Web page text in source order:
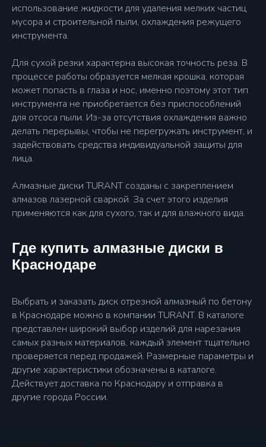
использование жидкости для удаления мелких частиц
мусора и строительной пыли, охлаждения режущего
инструмента.
Для сухой резки характерна высокая точность реза. В
процессе работы образуется мелкая крошка, которая
может попасть в глаза и нос, именно поэтому этот тип
инструмента не приобретается без приспособлений
для отсоса пыли. Из-за отсутствия охлаждения важно
делать перерывы, чтобы не перегружать инструмент, и
задействовать средства индивидуальной защиты для
лица.
Алмазные диски TURANT созданы с закреплением
алмазов лазерной сваркой. За счет этого изделия
применяются как для сухого, так и для влажного вида.
Где купить алмазные диски в
Краснодаре
Выбрать и заказать диск отрезной алмазный по бетону
в Краснодаре можно в компании TURANT. В каталоге
представлен широкий выбор изделий для нарезания
самых разных материалов, каждый элемент тщательно
проверяется перед продажей. Размерные параметры и
другие характеристики обозначены в каталоге.
Действует доставка по Краснодару и отправка в
другие города России.
Бесплатный вызов
Наш адрес
+7 918 016 49 96
Каталог
О компании
E-mail
turant.russia@mail.ru
Сервисный центр
Блог
Алмазные установки
Алмазные коронки для
Оборудование AGP
Подрозетники
Алмазные коронки для
мокрого сверления